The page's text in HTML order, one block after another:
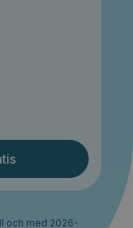
och med 2026-